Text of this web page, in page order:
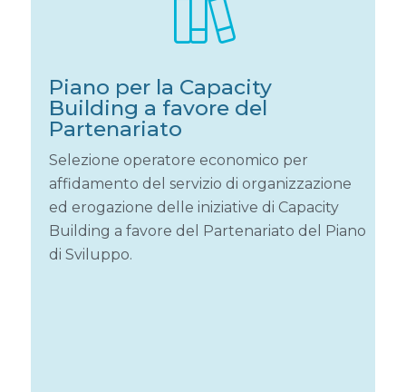
Piano per la Capacity
Building a favore del
Partenariato
Selezione operatore economico per
affidamento del servizio di organizzazione
ed erogazione delle iniziative di Capacity
Building a favore del Partenariato del Piano
di Sviluppo.